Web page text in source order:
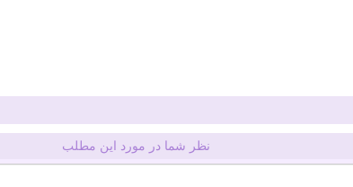
نظر شما در مورد این مطلب